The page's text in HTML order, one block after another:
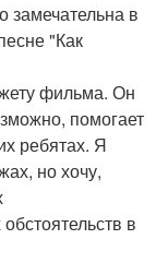
замечательна в
"Как
фильма. Он
помогает
ребятах. Я
но хочу,
в